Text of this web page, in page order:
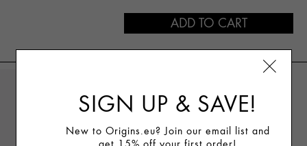
ADD TO CART
Skin Tint & Sun Protection
Normal, Dry, Oily, Combination Skin
VITAZING™ SPF 15 ENERGY-
SIGN UP & SAVE!
New to Origins.eu? Join our email list and